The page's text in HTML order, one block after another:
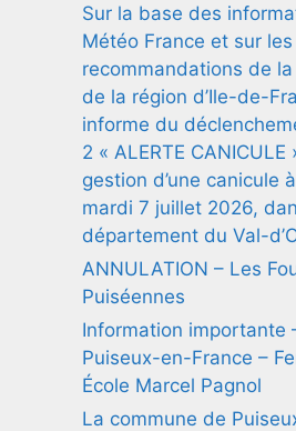
Sur la base des
Météo France et sur les
recommandations de
de la région d’Ile-de-
informe du
2 « ALERTE
gestion d’une canicule
mardi 7 juillet 2026,
département du Val-
ANNULATION – Les
Puiséennes
Information importante
Puiseux-en-France –
École Marcel Pagnol
La commune de